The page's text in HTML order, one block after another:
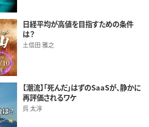
日経平均が高値を目指すための条件
は？
土信田 雅之
【潮流】「死んだ」はずのSaaSが、静かに
再評価されるワケ
呉 太淳